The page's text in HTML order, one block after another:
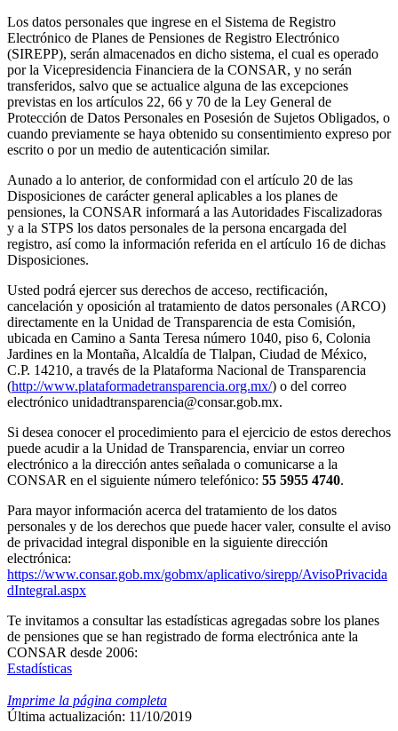
Los datos personales que ingrese en el Sistema de Registro
Electrónico de Planes de Pensiones de Registro Electrónico
(SIREPP), serán almacenados en dicho sistema, el cual es operado
por la Vicepresidencia Financiera de la CONSAR, y no serán
transferidos, salvo que se actualice alguna de las excepciones
previstas en los artículos 22, 66 y 70 de la Ley General de
Protección de Datos Personales en Posesión de Sujetos Obligados, o
cuando previamente se haya obtenido su consentimiento expreso por
escrito o por un medio de autenticación similar.
Aunado a lo anterior, de conformidad con el artículo 20 de las
Disposiciones de carácter general aplicables a los planes de
pensiones, la CONSAR informará a las Autoridades Fiscalizadoras
y a la STPS los datos personales de la persona encargada del
registro, así como la información referida en el artículo 16 de dichas
Disposiciones.
Usted podrá ejercer sus derechos de acceso, rectificación,
cancelación y oposición al tratamiento de datos personales (ARCO)
directamente en la Unidad de Transparencia de esta Comisión,
ubicada en Camino a Santa Teresa número 1040, piso 6, Colonia
Jardines en la Montaña, Alcaldía de Tlalpan, Ciudad de México,
C.P. 14210, a través de la Plataforma Nacional de Transparencia
(http://www.plataformadetransparencia.org.mx/) o del correo
electrónico unidadtransparencia@consar.gob.mx.
Si desea conocer el procedimiento para el ejercicio de estos derechos
puede acudir a la Unidad de Transparencia, enviar un correo
electrónico a la dirección antes señalada o comunicarse a la
CONSAR en el siguiente número telefónico: 55 5955 4740.
Para mayor información acerca del tratamiento de los datos
personales y de los derechos que puede hacer valer, consulte el aviso
de privacidad integral disponible en la siguiente dirección
electrónica:
https://www.consar.gob.mx/gobmx/aplicativo/sirepp/AvisoPrivacida
dIntegral.aspx
Te invitamos a consultar las estadísticas agregadas sobre los planes
de pensiones que se han registrado de forma electrónica ante la
CONSAR desde 2006:
Estadísticas
Imprime la página completa
Última actualización: 11/10/2019